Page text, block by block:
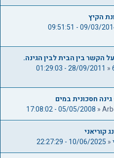
הקיץ
09/03/2014 -
הקשר בין הבית לבין הגינה.
«
28/09/2011 - 01:29:03
חסכונית במים
«
05/05/2008 - 17:08:02
קוריאני
«
10/06/2025 - 22:27:29